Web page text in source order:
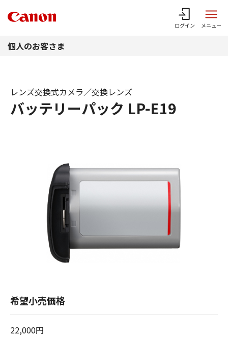
ログイン メニュー
個人のお客さま
バッテリーパック LP-E19
レンズ交換式カメラ／交換レンズ
希望小売価格
22,000円